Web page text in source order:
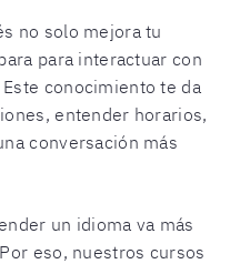
no solo mejora tu
para interactuar con
conocimiento te da
entender horarios,
conversación más
un idioma va más
eso, nuestros cursos